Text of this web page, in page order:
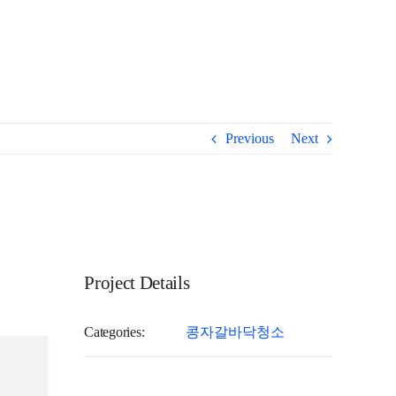
Previous Next
Project Details
Categories: 콩자갈바닥청소